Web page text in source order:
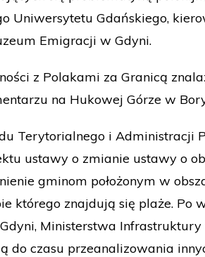
Uniwersytetu Gdańskiego,
Emigracji w Gdyni.
z Polakami za Granicą
na Hukowej Górze w
Terytorialnego i Administracji
ustawy o zmianie ustawy o
gminom położonym w
którego znajdują się plaże. Po
Ministerstwa
do czasu przeanalizowania